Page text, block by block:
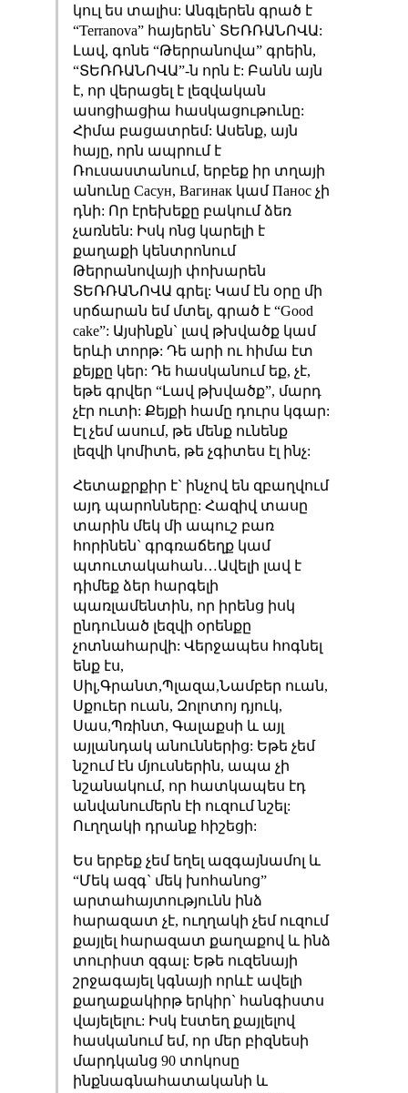
կուլ ես տալիս: Անգլերեն գրած է
“Terranova” հայերեն` ՏԵՌՌԱՆՈՎԱ:
Լավ, գոնե “Թերրանովա” գրեին,
“ՏԵՌՌԱՆՈՎԱ”-ն որն է: Բանն այն
է, որ վերացել է լեզվական
ասոցիացիա հասկացութունը:
Հիմա բացատրեմ: Ասենք, այն
հայը, որն ապրում է
Ռուսաստանում, երբեք իր տղայի
անունը Сасун, Вагинак կամ Панос չի
դնի: Որ էրեխեքը բակում ձեռ
չառնեն: Իսկ ոնց կարելի է
քաղաքի կենտրոնում
Թերրանովայի փոխարեն
ՏԵՌՌԱՆՈՎԱ գրել: Կամ էն օրը մի
սրճարան եմ մտել, գրած է “Good
cake”: Այսինքն` լավ թխվածք կամ
երևի տորթ: Դե արի ու հիմա էտ
քեյքը կեր: Դե հասկանում եք, չէ,
եթե գրվեր “Լավ թխվածք”, մարդ
չէր ուտի: Քեյքի համը դուրս կգար:
Էլ չեմ ասում, թե մենք ունենք
լեզվի կոմիտե, թե չգիտես էլ ինչ:
Հետաքրքիր է` ինչով են զբաղվում
այդ պարոնները: Հազիվ տասը
տարին մեկ մի ապուշ բառ
հորինեն` գրգռաճեղք կամ
պտուտակահան…Ավելի լավ է
դիմեք ձեր հարգելի
պառլամենտին, որ իրենց իսկ
ընդունած լեզվի օրենքը
չոտնահարվի: Վերջապես հոգնել
ենք էս,
Սիլ,Գրանտ,Պլազա,Նամբեր ուան,
Սքուեր ուան, Զոլոտոյ դյուկ,
Սաս,Պռինտ, Գալաքսի և այլ
այլանդակ անուններից: Եթե չեմ
նշում էն մյուսներին, ապա չի
նշանակում, որ հատկապես էդ
անվանումերն էի ուզում նշել:
Ուղղակի դրանք հիշեցի:
Ես երբեք չեմ եղել ազգայնամոլ և
“Մեկ ազգ` մեկ խոհանոց”
արտահայտությունն ինձ
հարազատ չէ, ուղղակի չեմ ուզում
քայլել հարազատ քաղաքով և ինձ
տուրիստ զգալ: Եթե ուզենայի
շրջագայել կգնայի որևէ ավելի
քաղաքակիրթ երկիր` հանգիստս
վայելելու: Իսկ էստեղ քայլելով
հասկանում եմ, որ մեր բիզնեսի
մարդկանց 90 տոկոսը
ինքնագնահատականի և